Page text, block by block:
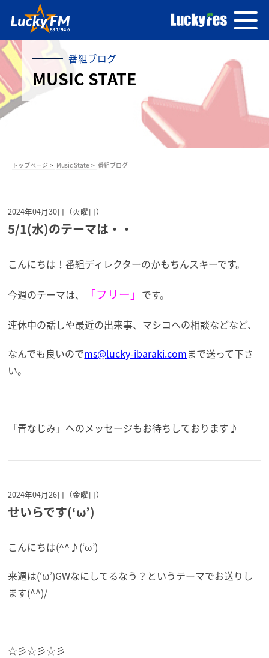
番組ブログ
MUSIC STATE
トップページ Music State 番組ブログ
2024年04月30日（火曜日）
5/1(水)のテーマは・・
こんにちは！番組ディレクターのかもちんスキーです。
今週のテーマは、 「フリー」 です。
連休中の話しや最近の出来事、マシコへの相談などなど、
なんでも良いのでms@lucky-ibaraki.comまで送って下さ
い。
「青なじみ」へのメッセージもお待ちしております♪
2024年04月26日（金曜日）
せいらです(‘ω’)
こんにちは(^^♪(‘ω’)
来週は(‘ω’)GWなにしてるなう？というテーマでお送りし
ます(^^)/
☆彡☆彡☆彡